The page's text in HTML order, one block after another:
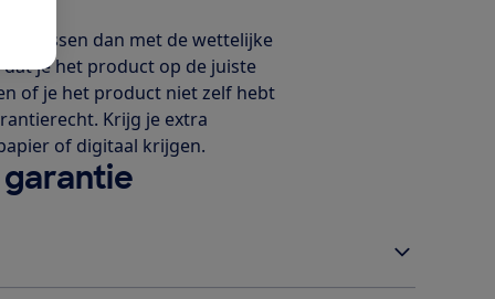
oplossen dan met de wettelijke
je het product op de juiste
of je het product niet zelf hebt
Krijg je extra
of digitaal krijgen.